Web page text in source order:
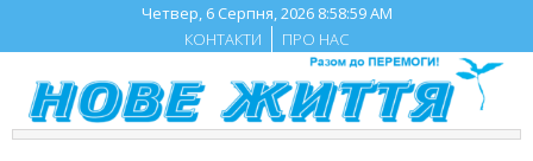
content
Четвер, 6 Серпня, 2026 8:59:00 AM
КОНТАКТИ
ПРО НАС